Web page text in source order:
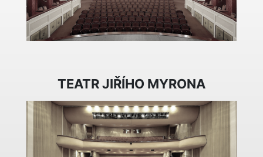
TEATR JIŘÍHO MYRONA